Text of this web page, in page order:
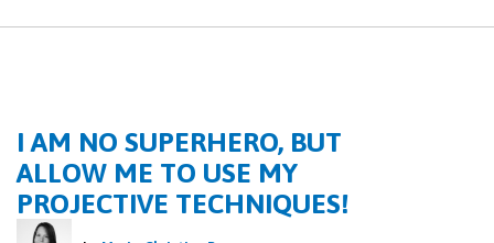
I AM NO SUPERHERO, BUT
ALLOW ME TO USE MY
PROJECTIVE TECHNIQUES!